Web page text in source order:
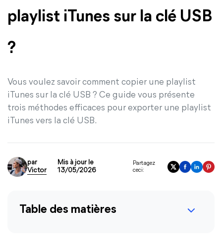
playlist iTunes sur la clé USB
?
Vous voulez savoir comment copier une playlist
iTunes sur la clé USB ? Ce guide vous présente
trois méthodes efficaces pour exporter une playlist
iTunes vers la clé USB.
par
Victor
Mis à jour le
13/05/2026
Partagez
ceci:
Table des matières